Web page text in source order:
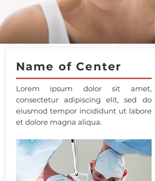
Name of Center
Lorem ipsum dolor sit amet,
consectetur adipiscing elit, sed do
eiusmod tempor incididunt ut labore
et dolore magna aliqua.